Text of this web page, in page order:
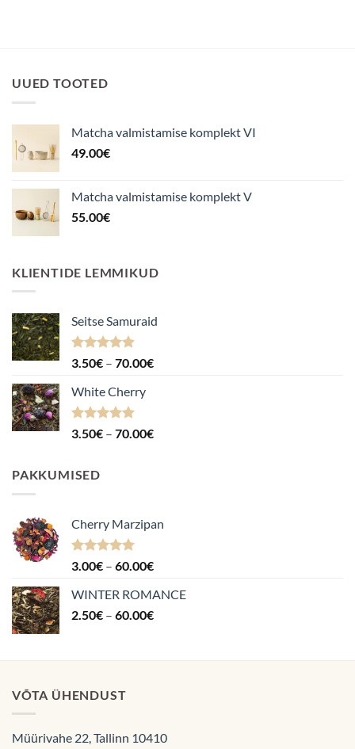
UUED TOOTED
Matcha valmistamise komplekt VI
49.00€
Matcha valmistamise komplekt V
55.00€
KLIENTIDE LEMMIKUD
Seitse Samuraid
Hinnanguga
3.50€ – 70.00€Hinnavahemik:
White Cherry
Hinnanguga
3.50€ – 70.00€Hinnavahemik:
PAKKUMISED
Cherry Marzipan
Hinnanguga
3.00€ – 60.00€Hinnavahemik:
kuni
60.00€
WINTER ROMANCE
2.50€ – 60.00€Hinnavahemik:
60.00€
VÕTA ÜHENDUST
Müürivahe 22, Tallinn 10410